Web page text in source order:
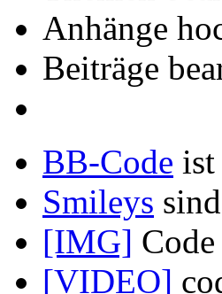
Anhänge
Beiträge
BB-Code ist
Smileys sind
[IMG]
[VIDEO]